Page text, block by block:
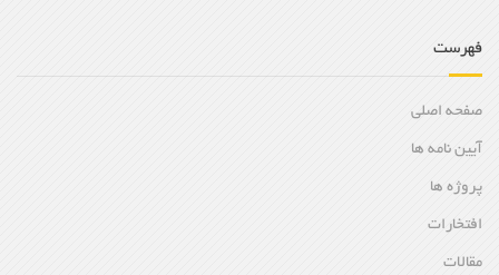
فهرست
صفحه اصلی
آیین نامه ها
پروژه ها
افتخارات
مقالات